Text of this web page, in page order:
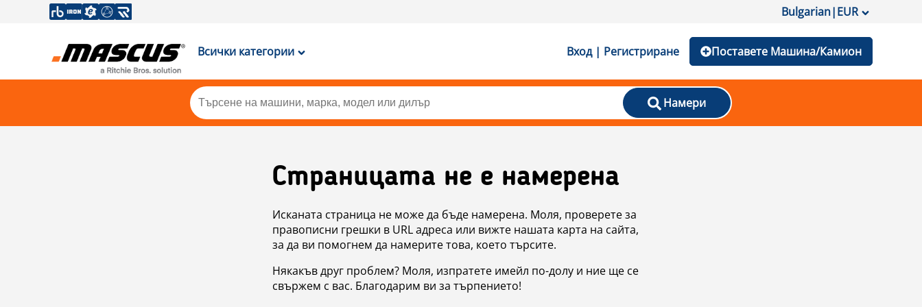
Bulgarian|EUR
Всички категории Вход | Регистриране Поставете Машина/Камион
Намери
Страницата не е намерена
Исканата страница не може да бъде намерена. Моля, проверете за
правописни грешки в URL адреса или вижте нашата карта на сайта,
за да ви помогнем да намерите това, което търсите.
Някакъв друг проблем? Моля, изпратете имейл по-долу и ние ще се
свържем с вас. Благодарим ви за търпението!